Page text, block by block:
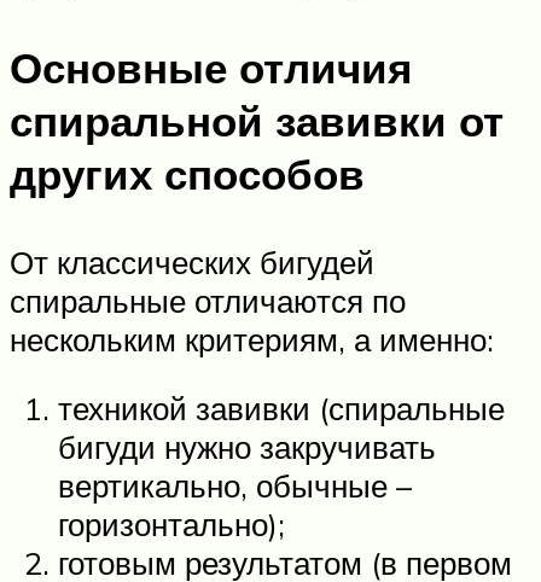
Основные отличия
спиральной завивки от
других способов
От классических бигудей
спиральные отличаются по
нескольким критериям, а именно:
техникой завивки (спиральные
бигуди нужно закручивать
вертикально, обычные –
горизонтально);
готовым результатом (в первом